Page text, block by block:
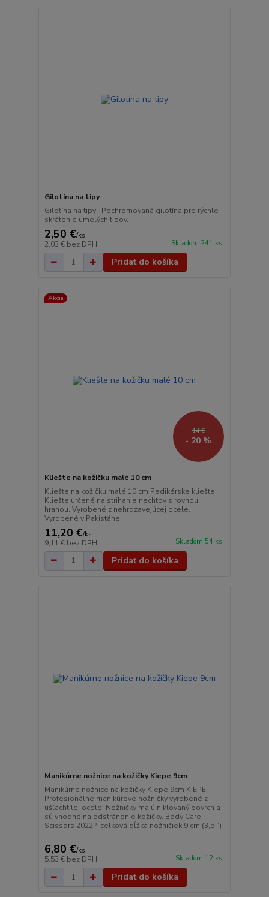
Gilotína na tipy
Gilotína na tipy Pochrómovaná gilotína pre rýchle
skrátenie umelých tipov.
2,50 €/ks
2,03 € bez DPH Skladom 241 ks
Pridať do košíka
Akcia
14 €
- 20 %
Kliešte na kožičku malé 10 cm
Kliešte na kožičku malé 10 cm Pedikérske kliešte
Kliešte určené na strihanie nechtov s rovnou
hranou. Vyrobené z nehrdzavejúcej ocele.
Vyrobené v Pakistáne
11,20 €/ks
9,11 € bez DPH Skladom 54 ks
Pridať do košíka
Manikúrne nožnice na kožičky Kiepe 9cm
Manikúrne nožnice na kožičky Kiepe 9cm KIEPE
Profesionálne manikúrové nožničky vyrobené z
ušľachtilej ocele. Nožničky majú niklovaný povrch a
sú vhodné na odstránenie kožičky. Body Care
Scissors 2022 * celková dĺžka nožničiek 9 cm (3,5 ")
6,80 €/ks
5,53 € bez DPH Skladom 12 ks
Pridať do košíka